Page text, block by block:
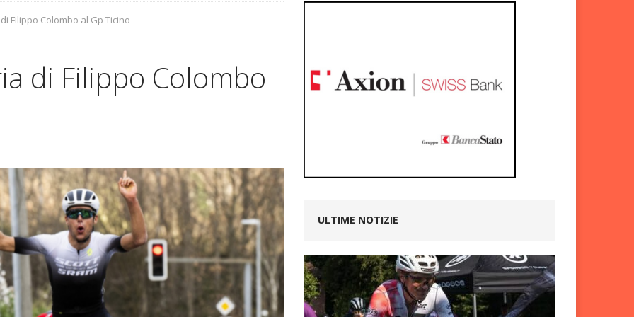
CYCLING NEWS
NEWS
CYCLING NEWS
Andreoli Calcagni convocato dalla Svizzera per
CYCLING NEWS
Woman Team: ultimo test prima dei
Filippo Colombo al Gp Ticino
di Filippo Colombo
ULTIME NOTIZIE